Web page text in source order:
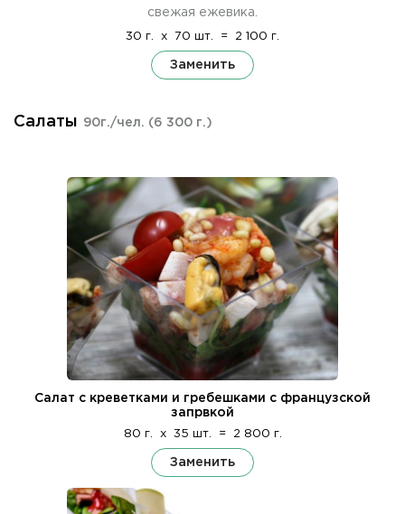
свежая ежевика.
30 г. x 70 шт. = 2 100 г.
Заменить
Салаты 90г./чел. (6 300 г.)
Салат с креветками и гребешками с французской
запрвкой
80 г. x 35 шт. = 2 800 г.
Заменить